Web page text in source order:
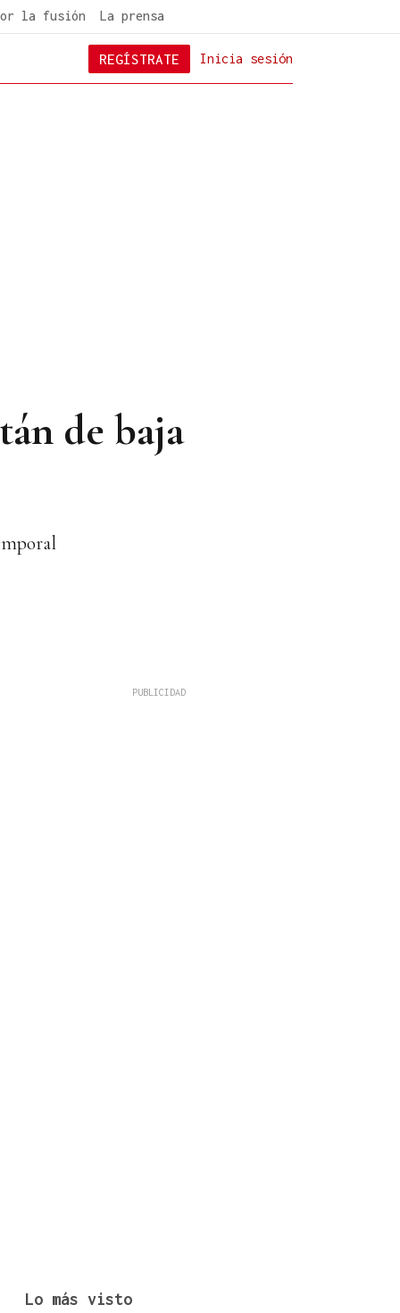
la fusión La prensa
Inicia sesión
REGÍSTRATE
de baja
Lo más visto